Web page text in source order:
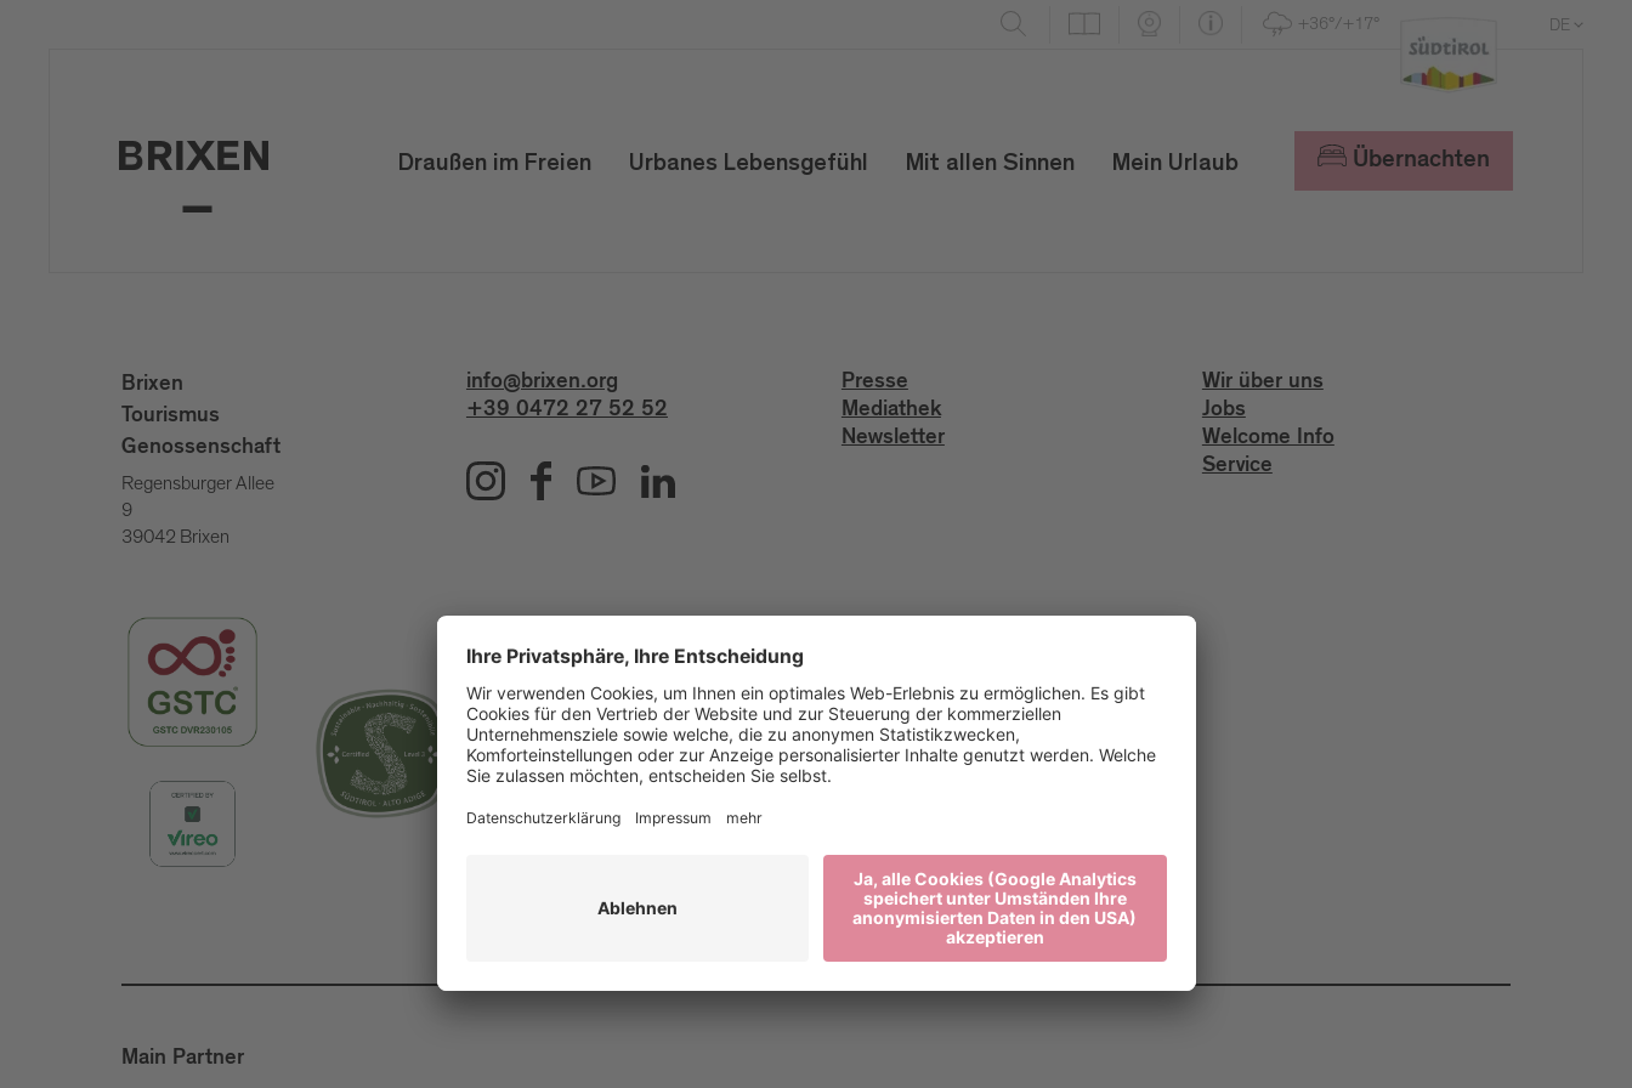
+36°/+17° DE
Draußen im Freien Urbanes Lebensgefühl Mit allen Sinnen Mein Urlaub Übernachten
Brixen
Tourismus
Genossenschaft
Regensburger Allee
9
39042 Brixen
info@brixen.org
+39 0472 27 52 52
Presse
Mediathek
Newsletter
Wir über uns
Jobs
Welcome Info
Service
Main Partner